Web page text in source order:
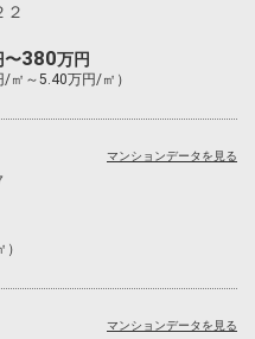
２
〜380万円
/㎡～5.40万円/㎡）
マンションデータを見る
マンションデータを見る